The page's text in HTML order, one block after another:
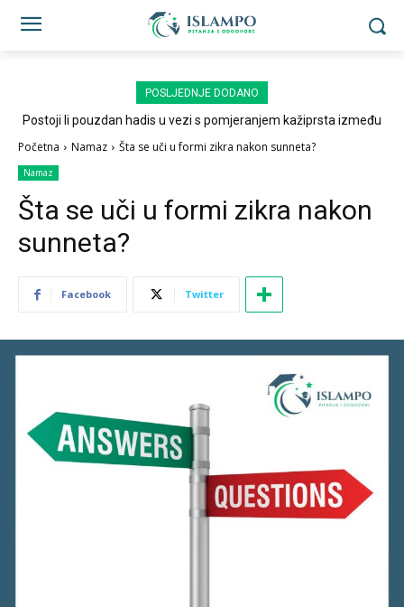
POSLJEDNJE DODANO
Postoji li pouzdan hadis u vezi s pomjeranjem kažiprsta između
Početna Namaz Šta se uči u formi zikra nakon sunneta?
Namaz
Šta se uči u formi zikra nakon
sunneta?
Facebook Twitter